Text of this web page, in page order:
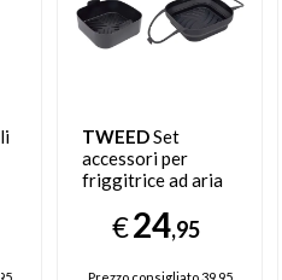
TWEEDSet
accessori per
friggitrice ad aria
€24,95
Prezzo consigliato39.95